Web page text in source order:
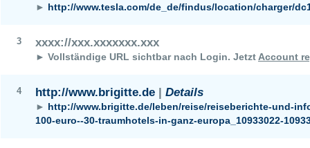
► http://www.tesla.com/de_de/findus/location/charger/
3 xxxx://xxx.xxxxxxx.xxx
► Vollständige URL sichtbar nach Login. Jetzt Account
4 http://www.brigitte.de | Details
► http://www.brigitte.de/leben/reise/reiseberichte-und-
100-euro--30-traumhotels-in-ganz-europa_10933022-